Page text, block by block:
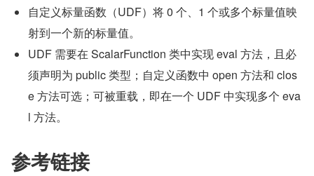
自定义标量函数（UDF）将 0 个、1 个或多个标量值映
射到一个新的标量值。
UDF 需要在 ScalarFunction 类中实现 eval 方法，且必
须声明为 public 类型；自定义函数中 open 方法和 clos
e 方法可选；可被重载，即在一个 UDF 中实现多个 eva
l 方法。
参考链接